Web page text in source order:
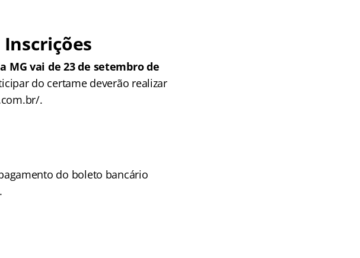
Inscrições
MG vai de 23 de setembro de
do certame deverão realizar
.
do boleto bancário